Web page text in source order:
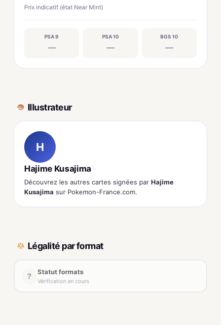
Prix indicatif (état Near Mint)
PSA 9
—
PSA 10
—
BGS 10
—
Illustrateur
H
Hajime Kusajima
Découvrez les autres cartes signées par Hajime
Kusajima sur Pokemon-France.com.
Légalité par format
? Statut formats
Vérification en cours